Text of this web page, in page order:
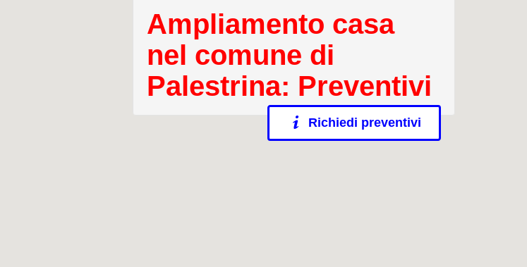
Ampliamento casa
nel comune di
Palestrina: Preventivi
Richiedi preventivi